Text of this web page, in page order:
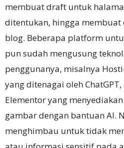
membuat draft untuk
ditentukan, hingga
blog. Beberapa platform
pun sudah mengusung
penggunanya, misalnya
yang ditenagai oleh
Elementor yang
gambar dengan bantuan AI.
menghimbau untuk tidak